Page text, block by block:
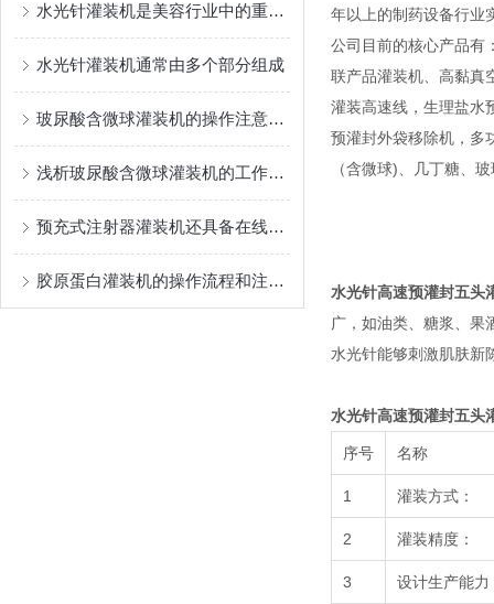
水光针灌装机是美容行业中的重要设备
水光针灌装机通常由多个部分组成
玻尿酸含微球灌装机的操作注意事项
浅析玻尿酸含微球灌装机的工作原理
预充式注射器灌装机还具备在线检测功能
胶原蛋白灌装机的操作流程和注意事项
年以上的制药设备行业
公司目前的核心产品有
联产品灌装机、高黏真
灌装高速线，生理盐水
预灌封外袋移除机，多
（含微球)、几丁糖、
水光针高速预灌封五头
广，如油类、糖浆、果
水光针能够刺激肌肤新
水光针高速预灌封五头
序号 名称
1 灌装方式：
2 灌装精度：
3 设计生产能力